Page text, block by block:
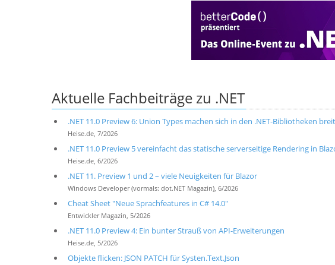
Aktuelle Fachbeiträge zu .NET
.NET 11.0 Preview 6: Union Types machen sich in den .NET-Bibliotheken breit
Heise.de, 7/2026
.NET 11.0 Preview 5 vereinfacht das statische serverseitige Rendering in
Heise.de, 6/2026
.NET 11. Preview 1 und 2 – viele Neuigkeiten für Blazor
Windows Developer (vormals: dot.NET Magazin), 6/2026
Cheat Sheet "Neue Sprachfeatures in C# 14.0"
Entwickler Magazin, 5/2026
.NET 11.0 Preview 4: Ein bunter Strauß von API-Erweiterungen
Heise.de, 5/2026
Objekte flicken: JSON PATCH für Systen.Text.Json